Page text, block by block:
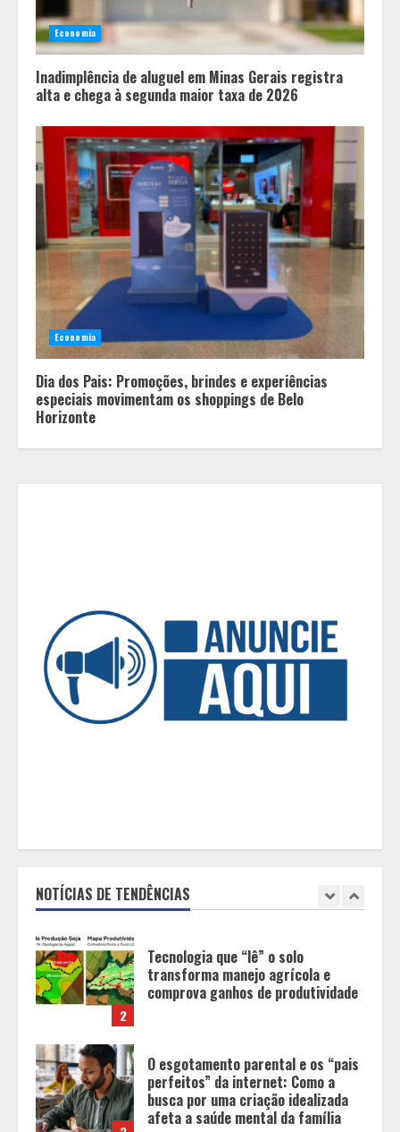
Economia
Inadimplência de aluguel em Minas Gerais registra
alta e chega à segunda maior taxa de 2026
Economia
Dia dos Pais: Promoções, brindes e experiências
especiais movimentam os shoppings de Belo
Horizonte
NOTÍCIAS DE TENDÊNCIAS
Tecnologia que “lê” o solo
transforma manejo agrícola e
comprova ganhos de produtividade
O esgotamento parental e os “pais
perfeitos” da internet: Como a
busca por uma criação idealizada
5
Políticas que Nasceram no Amapá e
Viraram Políticas Nacionais
2
3
O esgotamento parental e os “pais
perfeitos” da internet: Como a
busca por uma criação idealizada
afeta a saúde mental da família
Mercure Belo Horizonte Savassi
inaugura novo espaço com o
Delicatto Restaurante